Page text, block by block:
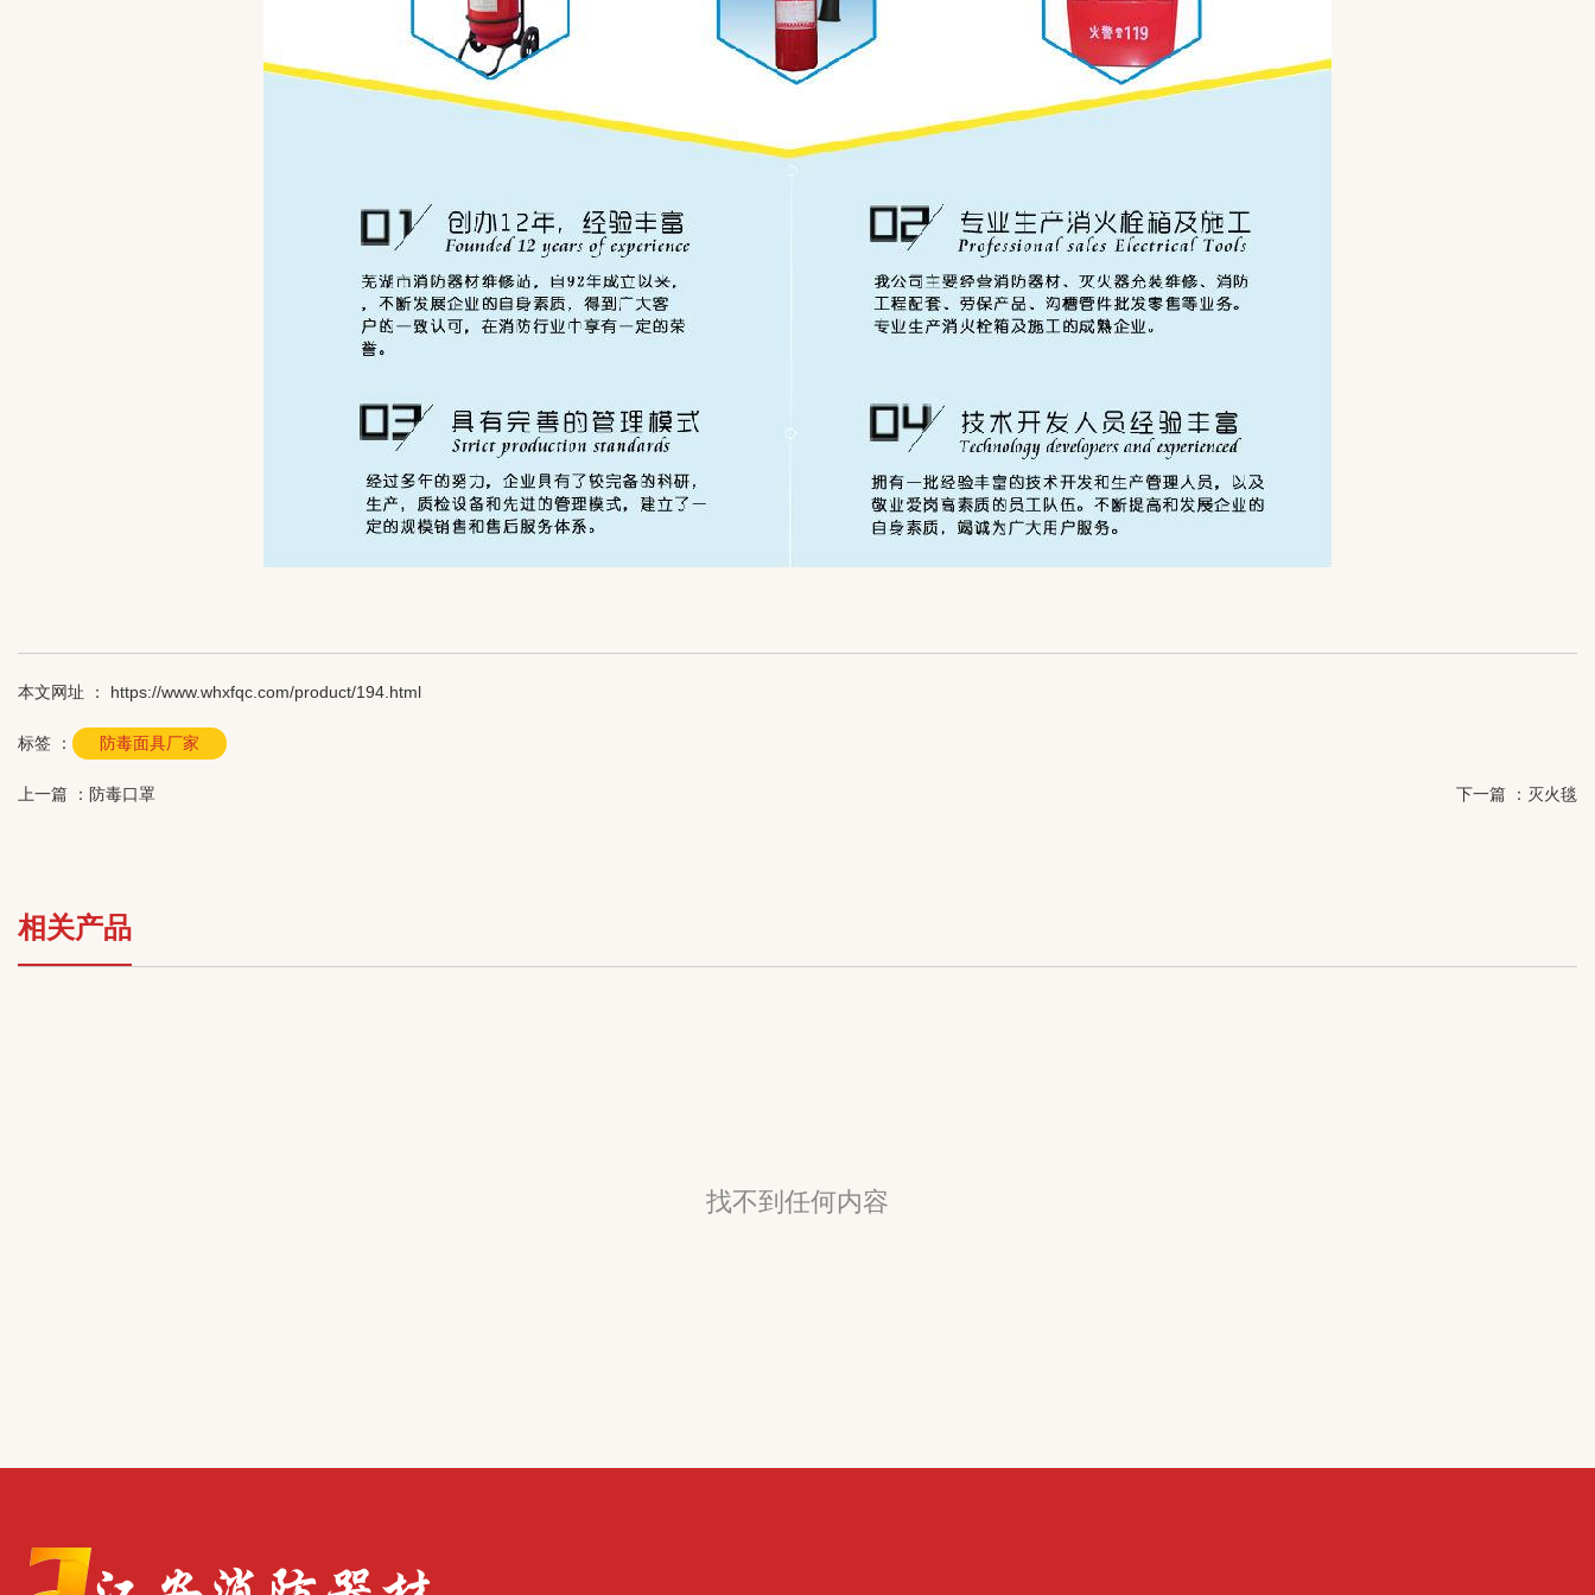
本文网址 ： https://www.whxfqc.com/product/194.html
标签 ： 防毒面具厂家
上一篇 ： 防毒口罩 下一篇 ： 灭火毯
相关产品
找不到任何内容